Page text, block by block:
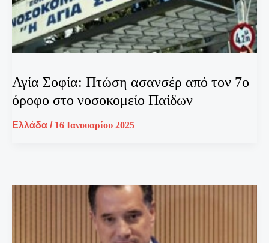
Αγία Σοφία: Πτώση ασανσέρ από τον 7ο
όροφο στο νοσοκομείο Παίδων
Ελλάδα / 16 Ιανουαρίου 2025